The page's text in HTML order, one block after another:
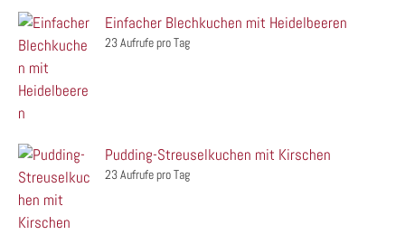
Einfacher Blechkuchen mit Heidelbeeren
23 Aufrufe pro Tag
Pudding-Streuselkuchen mit Kirschen
23 Aufrufe pro Tag